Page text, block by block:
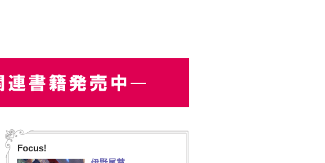
Focus!